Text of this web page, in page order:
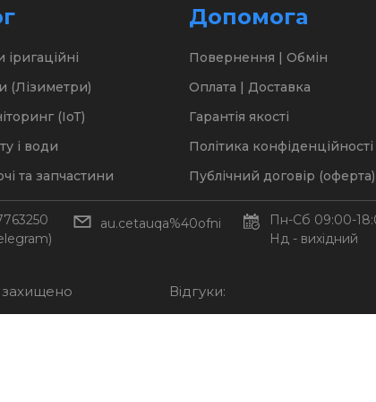
іригаційні
(Лізиметри)
(ІоТ)
і води
та запчастини
Допомога
Повернення | Обмін
Оплата | Доставка
Гарантія якості
Політика конфіденційності
Публічний договір (оферта)
au.cetauqa%40ofni
Пн-Сб 09:00-
Нд - вихідний
захищено Відгуки: